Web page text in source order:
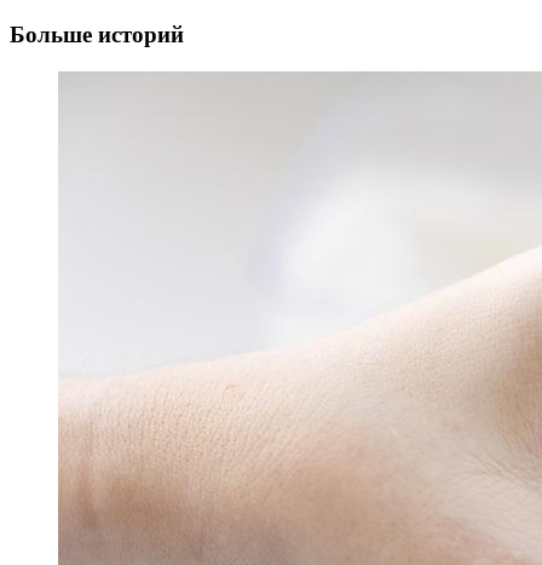
Больше историй